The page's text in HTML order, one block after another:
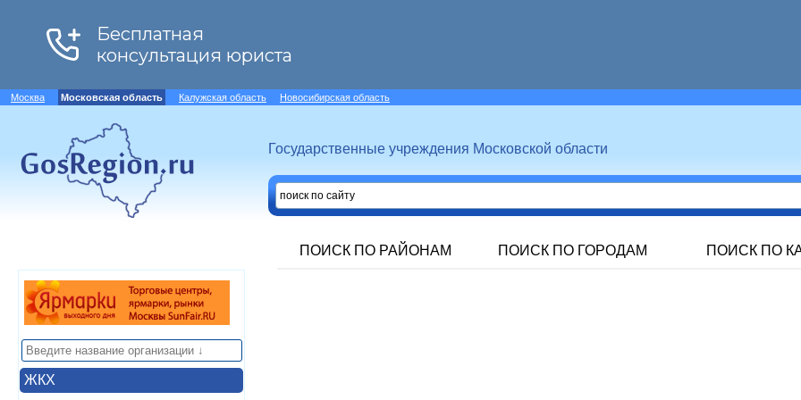
Москва Московская область Калужская область Новосибирская область
Государственные учреждения Московской области
ПОИСК ПО РАЙОНАМ ПОИСК ПО ГОРОДАМ ПОИСК ПО
ЖКХ